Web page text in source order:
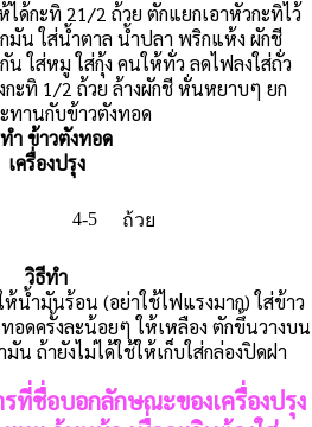
ด้กะทิ 21/2 ถ้วย ตักแยกเอาหัวกะทิไว้
มัน ใส่น้ำตาล น้ำปลา พริกแห้ง ผักชี
น ใส่หมู ใส่กุ้ง คนให้ทั่ว ลดไฟลงใส่ถั่ว
ะทิ 1/2 ถ้วย ล้างผักชี หั่นหยาบๆ ยก
ทานกับข้าวตังทอด
ำ ข้าวตังทอด
เครื่องปรุง
4-5
ถ้วย
วิธีทำ
น้ำมันร้อน (อย่าใช้ไฟแรงมาก) ใส่ข้าว
อดครั้งละน้อยๆ ให้เหลือง ตักขึ้นวางบน
น ถ้ายังไม่ได้ใช้ให้เก็บใส่กล่องปิดฝา
ที่ชื่อบอกลักษณะของเครื่องปรุง